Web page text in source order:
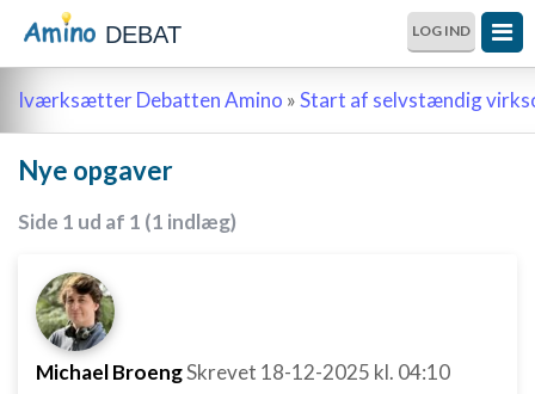
DEBAT LOG IND
Iværksætter Debatten Amino »Start af selvstændig
Nye opgaver
Side 1 ud af 1 (1 indlæg)
Michael BroengSkrevet 18-12-2025 kl. 04:10